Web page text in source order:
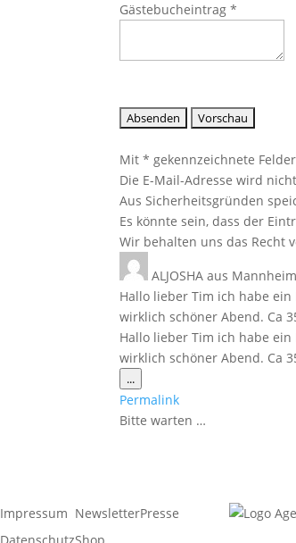
Gästebucheintrag*
Mit * gekennzeichnete
Die E-Mail-Adresse wird
Aus Sicherheitsgründen
Es könnte sein, dass der
Wir behalten uns das Recht
ALJOSHAaus Mannheim
Hallo lieber Tim ich habe
wirklich schöner Abend. Ca
Hallo lieber Tim ich habe
wirklich schöner Abend. Ca
...Diese
Metabox
Permalink
Bitte warten …
Impressum NewsletterPresse